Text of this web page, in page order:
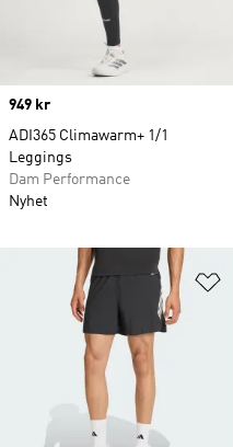
Price
949 kr
ADI365 Climawarm+ 1/1
Leggings
Dam Performance
Nyhet